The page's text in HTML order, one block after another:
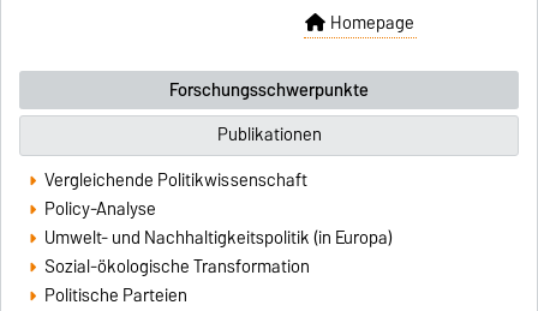
Homepage
Forschungsschwerpunkte
Publikationen
Vergleichende Politikwissenschaft
Policy-Analyse
Umwelt- und Nachhaltigkeitspolitik (in Europa)
Sozial-ökologische Transformation
Politische Parteien